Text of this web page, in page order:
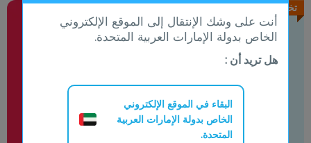
تخفيض يصل الي70% تخفيض يصل الي10%
أنت على وشك الإنتقال إلى الموقع الإلكتروني
الخاص بدولة الإمارات العربية المتحدة.
هل تريد أن :
البقاء في الموقع الإلكتروني
الخاص بدولة الإمارات العربية
المتحدة.